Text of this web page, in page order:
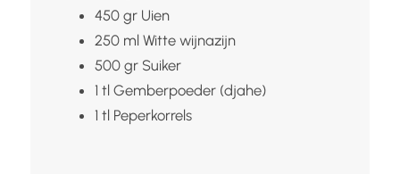
450 gr Uien
250 ml Witte wijnazijn
500 gr Suiker
1 tl Gemberpoeder (djahe)
1 tl Peperkorrels